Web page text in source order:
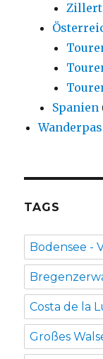
Spanien
TAGS
Bodensee -
Costa de la
Großes